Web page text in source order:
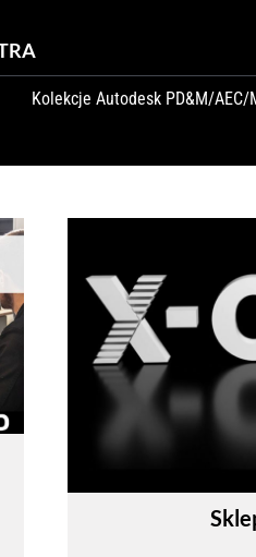
Kolekcje Autodesk PD&M/AEC/